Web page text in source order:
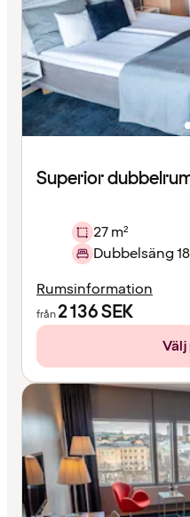
Superior
27 m²
Dubbelsäng
Rumsinformation
från2 136SEK